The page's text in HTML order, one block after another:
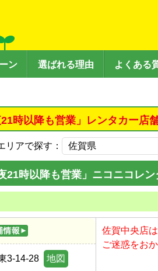
ン 選ばれる理由 よくある
時以降も営業」レンタカー店
リアで探す：
21時以降も営業」ニコニコレ
3-14-28 地図
佐賀中央店
ご迷惑をお